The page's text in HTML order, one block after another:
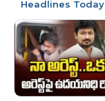
Headlines